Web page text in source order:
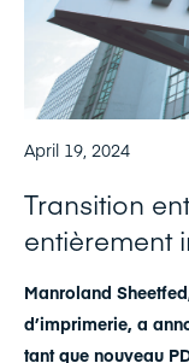
April 19, 2024
Transition
entièrement
Manroland
d’imprimerie, a
tant que nouveau